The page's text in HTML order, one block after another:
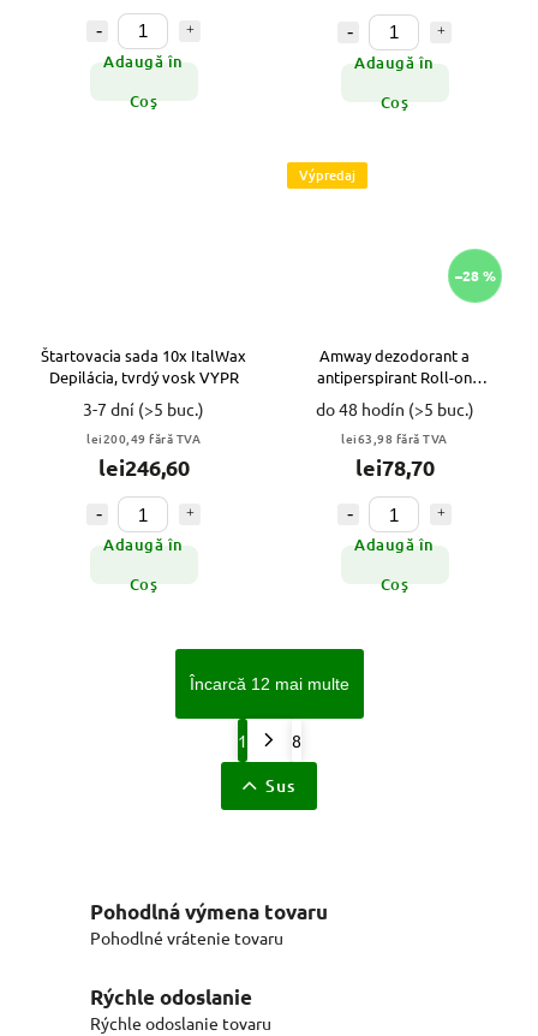
Adaugă în
Coş
Adaugă în
Coş
Štartovacia sada 10x ItalWax
Depilácia, tvrdý vosk VYPR
3-7 dní (>5 buc.)
lei200,49 fără TVA
lei246,60
Adaugă în
Coş
Výpredaj
–28 %
Amway dezodorant a
antiperspirant Roll-on
G&H100ml VYPR
do 48 hodín (>5 buc.)
lei63,98 fără TVA
lei78,70
Adaugă în
Coş
Încarcă 12 mai multe
1 8
Sus
Pohodlná výmena tovaru
Pohodlné vrátenie tovaru
Rýchle odoslanie
Rýchle odoslanie tovaru